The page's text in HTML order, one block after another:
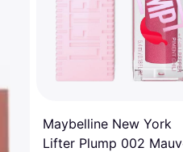
Maybelline New York
Lifter Plump 002